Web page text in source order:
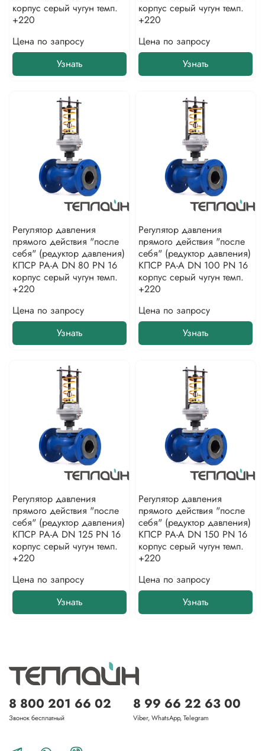
корпус серый чугун темп.
+220
Цена по запросу
Узнать
корпус серый чугун темп.
+220
Цена по запросу
Узнать
Регулятор давления
прямого действия "после
себя" (редуктор давления)
КПСР РА-А DN 80 PN 16
корпус серый чугун темп.
+220
Цена по запросу
Узнать
Регулятор давления
прямого действия "после
себя" (редуктор давления)
КПСР РА-А DN 100 PN 16
корпус серый чугун темп.
+220
Цена по запросу
Узнать
Регулятор давления
прямого действия "после
себя" (редуктор давления)
КПСР РА-А DN 125 PN 16
корпус серый чугун темп.
+220
Цена по запросу
Узнать
Регулятор давления
прямого действия "после
себя" (редуктор давления)
КПСР РА-А DN 150 PN 16
корпус серый чугун темп.
+220
Цена по запросу
Узнать
8 800 201 66 02
Звонок бесплатный
8 99 66 22 63 00
Viber, WhatsApp, Telegram